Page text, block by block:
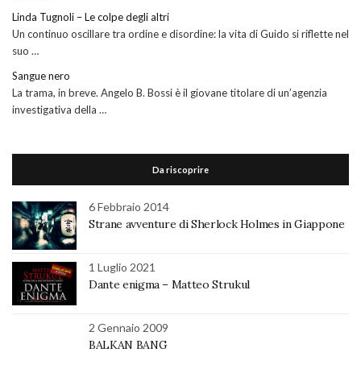
Linda Tugnoli – Le colpe degli altri
Un continuo oscillare tra ordine e disordine: la vita di Guido si riflette nel
suo …
Sangue nero
La trama, in breve. Angelo B. Bossi è il giovane titolare di un’agenzia
investigativa della …
Da riscoprire
6 Febbraio 2014
Strane avventure di Sherlock Holmes in Giappone
1 Luglio 2021
Dante enigma – Matteo Strukul
2 Gennaio 2009
BALKAN BANG